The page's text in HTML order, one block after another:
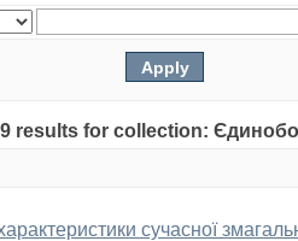
results for collection:
сучасної